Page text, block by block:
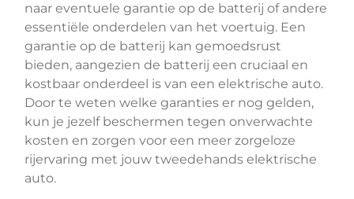
naar eventuele garantie op de batterij of andere
essentiële onderdelen van het voertuig. Een
garantie op de batterij kan gemoedsrust
bieden, aangezien de batterij een cruciaal en
kostbaar onderdeel is van een elektrische auto.
Door te weten welke garanties er nog gelden,
kun je jezelf beschermen tegen onverwachte
kosten en zorgen voor een meer zorgeloze
rijervaring met jouw tweedehands elektrische
auto.